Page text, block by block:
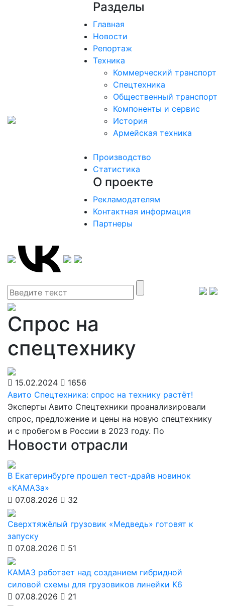
Разделы
Главная
Новости
Репортаж
Техника
Коммерческий транспорт
Спецтехника
Общественный транспорт
Компоненты и сервис
История
Армейская техника
Производство
Статистика
О проекте
Рекламодателям
Контактная информация
Партнеры
Спрос на
спецтехнику
15.02.2024
1656
Авито Спецтехника: спрос на технику растёт!
Эксперты Авито Спецтехники проанализировали
спрос, предложение и цены на новую спецтехнику
и с пробегом в России в 2023 году. По
Новости отрасли
В Екатеринбурге прошел тест-драйв новинок
«КАМАЗа»
07.08.2026
32
Сверхтяжёлый грузовик «Медведь» готовят к
запуску
07.08.2026
51
КАМАЗ работает над созданием гибридной
силовой схемы для грузовиков линейки К6
07.08.2026
21